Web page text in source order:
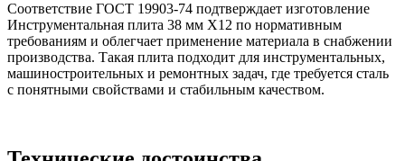
Соответствие ГОСТ 19903-74 подтверждает изготовление
Инструментальная плита 38 мм Х12 по нормативным
требованиям и облегчает применение материала в снабжении
производства. Такая плита подходит для инструментальных,
машиностроительных и ремонтных задач, где требуется сталь
с понятными свойствами и стабильным качеством.